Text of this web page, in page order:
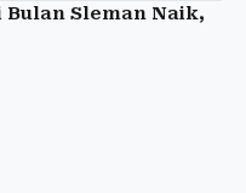
Bulan Sleman Naik,